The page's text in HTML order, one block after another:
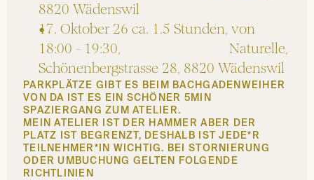
8820 Wädenswil
17. Oktober 26 ca. 1.5 Stunden, von
18:00 - 19:30,                               Naturelle,
Schönenbergstrasse 28, 8820 Wädenswil
PARKPLÄTZE GIBT ES BEIM BACHGADENWEIHER
VON DA IST ES EIN SCHÖNER 5MIN
SPAZIERGANG ZUM ATELIER.
MEIN ATELIER IST DER HAMMER ABER DER
PLATZ IST BEGRENZT, DESHALB IST JEDE*R
TEILNEHMER*IN WICHTIG. BEI STORNIERUNG
ODER UMBUCHUNG GELTEN FOLGENDE
RICHTLINIEN